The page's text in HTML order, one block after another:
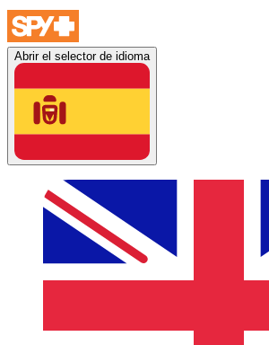
Abrir el selector de idioma